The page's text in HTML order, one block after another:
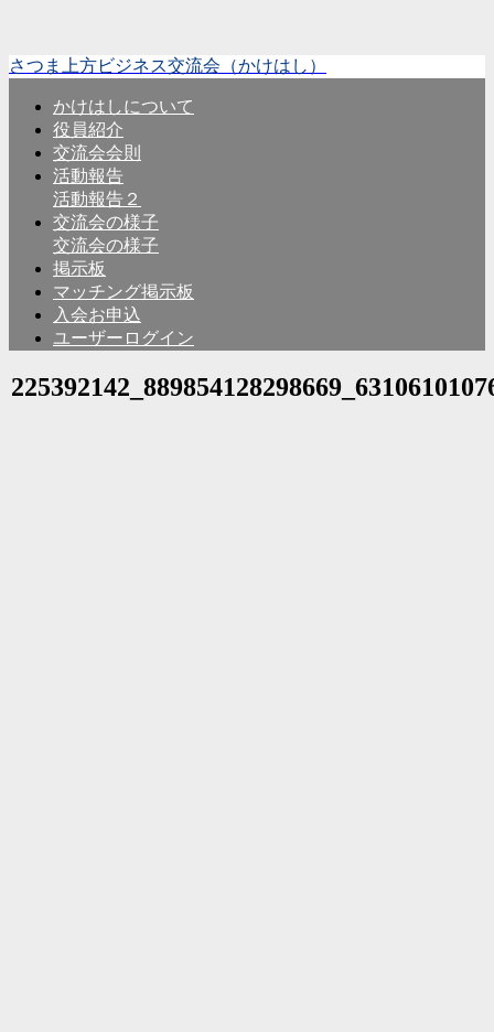
さつま上方ビジネス交流会（かけはし）
かけはしについて
役員紹介
交流会会則
活動報告
活動報告２
交流会の様子
交流会の様子
掲示板
マッチング掲示板
入会お申込
ユーザーログイン